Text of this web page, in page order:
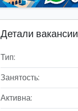
Детали вакансии
Тип:
Занятость:
Активна: